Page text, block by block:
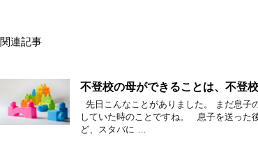
関連記事
不登校の母ができることは、不登
先日こんなことがありました。 まだ息子
していた時のことですね。 息子を送った
ど、スタバに …